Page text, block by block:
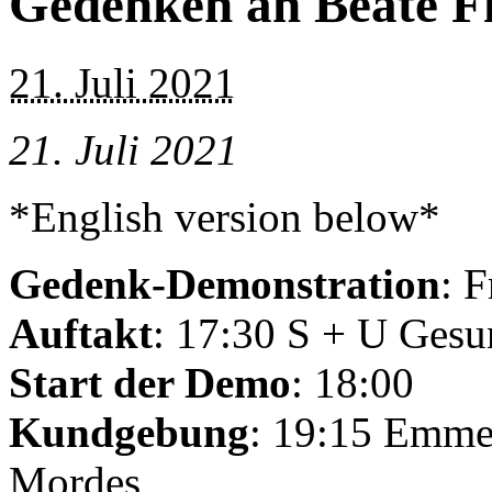
21. Juli 2021
21. Juli 2021
*English version below*
Gedenk-Demonstration:
Auftakt: 17:30 S + U
Start der Demo: 18:00
Kundgebung: 19:15
Mordes